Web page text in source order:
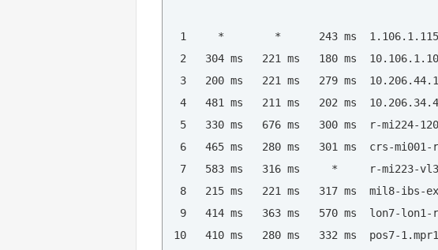
  1     *        *      243 ms  1.106.1.115
2   304 ms   221 ms   180 ms
3   200 ms   221 ms   279 ms
4   481 ms   211 ms   202 ms
5   330 ms   676 ms   300 ms  r-mi224-
6   465 ms   280 ms   301 ms  crs-
7   583 ms   316 ms     *     r-mi223-
8   215 ms   221 ms   317 ms  mil8-ibs-
9   414 ms   363 ms   570 ms  lon7-
10   410 ms   280 ms   332 ms  pos7-